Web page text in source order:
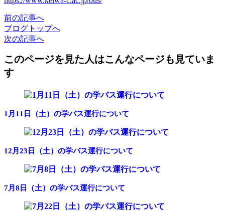
前の記事へ
ブログ トップへ
次の記事へ
このページを見た人はこんなページも見ていま
す
1月11日（土）の学バス運行について
12月23日（土）の学バス運行について
7月8日（土）の学バス運行について